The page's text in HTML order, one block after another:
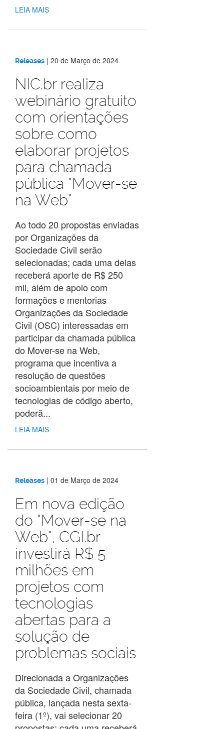
LEIA MAIS
Releases | 20 de Março de 2024
NIC.br realiza
webinário gratuito
com orientações
sobre como
elaborar projetos
para chamada
pública “Mover-se
na Web”
Ao todo 20 propostas enviadas
por Organizações da
Sociedade Civil serão
selecionadas; cada uma delas
receberá aporte de R$ 250
mil, além de apoio com
formações e mentorias
Organizações da Sociedade
Civil (OSC) interessadas em
participar da chamada pública
do Mover-se na Web,
programa que incentiva a
resolução de questões
socioambientais por meio de
tecnologias de código aberto,
poderã...
LEIA MAIS
Releases | 01 de Março de 2024
Em nova edição
do “Mover-se na
Web”, CGI.br
investirá R$ 5
milhões em
projetos com
tecnologias
abertas para a
solução de
problemas sociais
Direcionada a Organizações
da Sociedade Civil, chamada
pública, lançada nesta sexta-
feira (1º), vai selecionar 20